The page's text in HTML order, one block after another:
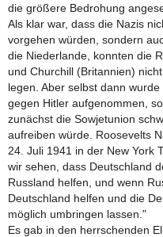
die größere Bedrohung
Als klar war, dass die Nazis
vorgehen würden, sondern
die Niederlande, konnten die
und Churchill (Britannien)
legen. Aber selbst dann
gegen Hitler aufgenommen,
zunächst die Sowjetunion
aufreiben würde. Roosevelts
24. Juli 1941 in der New York
wir sehen, dass Deutschland
Russland helfen, und wenn
Deutschland helfen und die
möglich umbringen lassen."
Es gab in den herrschenden